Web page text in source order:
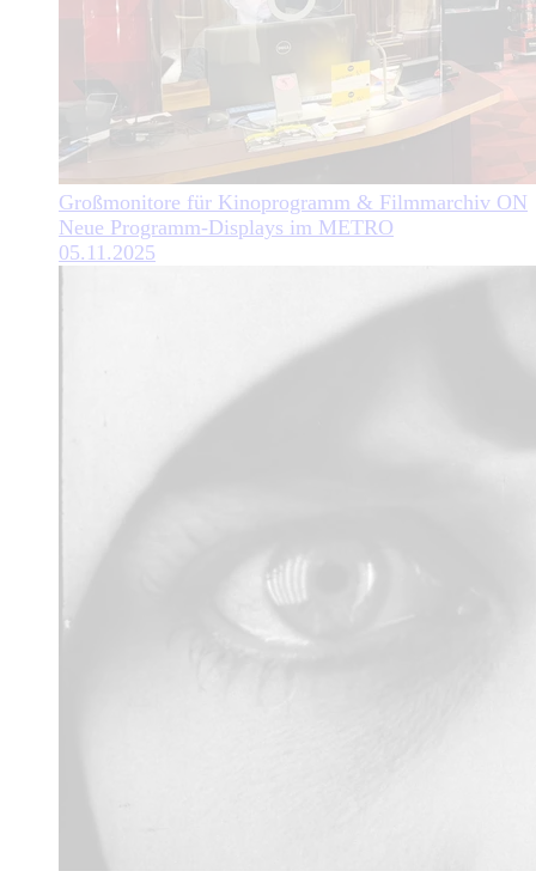
Großmonitore für Kinoprogramm & Filmmarchiv ON
Neue Programm-Displays im METRO
05.11.2025